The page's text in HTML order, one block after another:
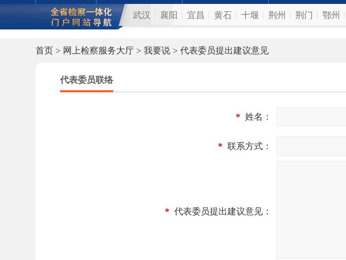
武汉 襄阳 宜昌 黄石 十堰 荆州 荆门 鄂州
首页 > 网上检察服务大厅 > 我要说 > 代表委员提出建议意见